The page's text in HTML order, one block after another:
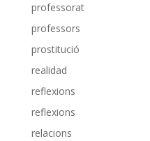
professorat
professors
prostitució
realidad
reflexions
reflexions
relacions